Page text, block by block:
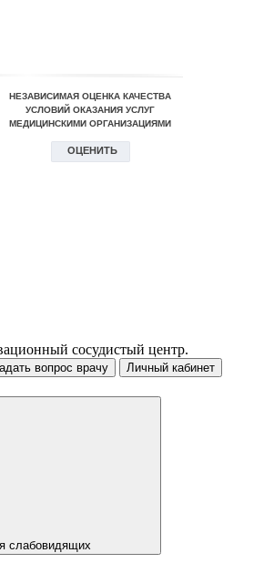
сосудистый центр.
вопрос врачу
Личный кабинет
слабовидящих